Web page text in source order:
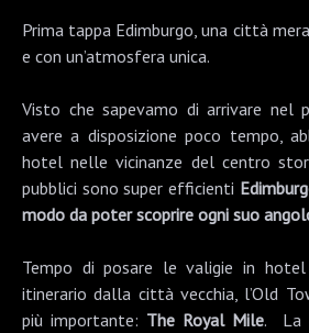
Prima tappa Edimburgo , una città
e con un’atmosfera unica.
Visto che sapevamo di arrivare nel
avere a disposizione poco tempo,
hotel nelle vicinanze del centro
pubblici sono super efficienti
modo da poter scoprire ogni suo
Tempo di posare le valigie in
itinerario dalla città vecchia, l’Old
più importante: The Royal Mile. La